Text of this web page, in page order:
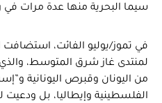
سيما البحرية منها عدة مرات
في تموز/يوليو الفائت، استضافت
لمنتدى غاز شرق المتوسط،
من اليونان وقبرص اليونانية
الفلسطينية وإيطاليا، بل ودعيت